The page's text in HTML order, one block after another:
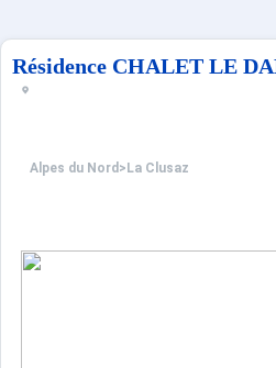
Résidence CHALET LE
Alpes du Nord > La Clusaz